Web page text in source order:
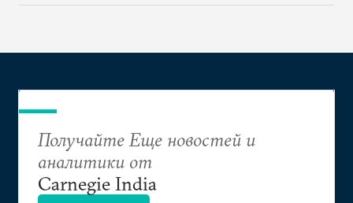
Получайте Еще новостей и
аналитики от
Carnegie India